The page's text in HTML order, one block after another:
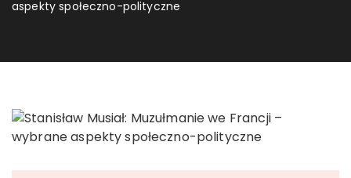
aspekty społeczno-polityczne